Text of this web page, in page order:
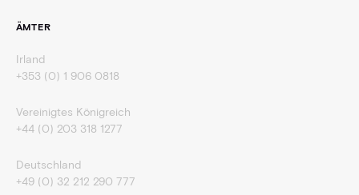
ÄMTER
Irland
+353 (0) 1 906 0818
Vereinigtes Königreich
+44 (0) 203 318 1277
Deutschland
+49 (0) 32 212 290 777